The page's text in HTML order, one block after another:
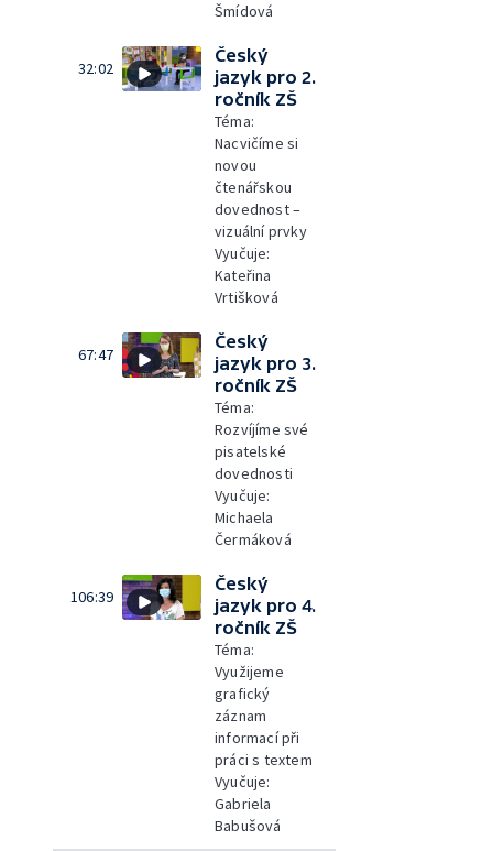
Šmídová
32:02
Český
jazyk pro 2.
ročník ZŠ
Téma:
Nacvičíme si
novou
čtenářskou
dovednost –⁠
vizuální prvky
Vyučuje:
Kateřina
Vrtišková
67:47
Český
jazyk pro 3.
ročník ZŠ
Téma:
Rozvíjíme své
pisatelské
dovednosti
Vyučuje:
Michaela
Čermáková
106:39
Český
jazyk pro 4.
ročník ZŠ
Téma:
Využijeme
grafický
záznam
informací při
práci s textem
Vyučuje:
Gabriela
Babušová